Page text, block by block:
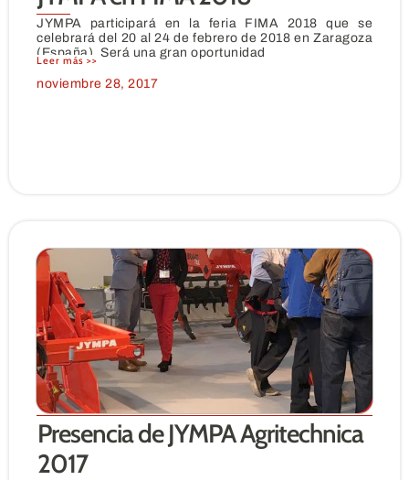
JYMPA participará en la feria FIMA 2018 que se
celebrará del 20 al 24 de febrero de 2018 en Zaragoza
(España). Será una gran oportunidad
Leer más >>
noviembre 28, 2017
Presencia de JYMPA Agritechnica
2017